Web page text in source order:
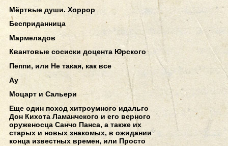
Мёртвые души. Хоррор
Бесприданница
Мармеладов
Квантовые сосиски доцента Юрского
Пеппи, или Не такая, как все
Ау
Моцарт и Сальери
Еще один поход хитроумного идальго
Дон Кихота Ламанчского и его верного
оруженосца Санчо Панса, а также их
старых и новых знакомых, в ожидании
конца известных времен, или Просто